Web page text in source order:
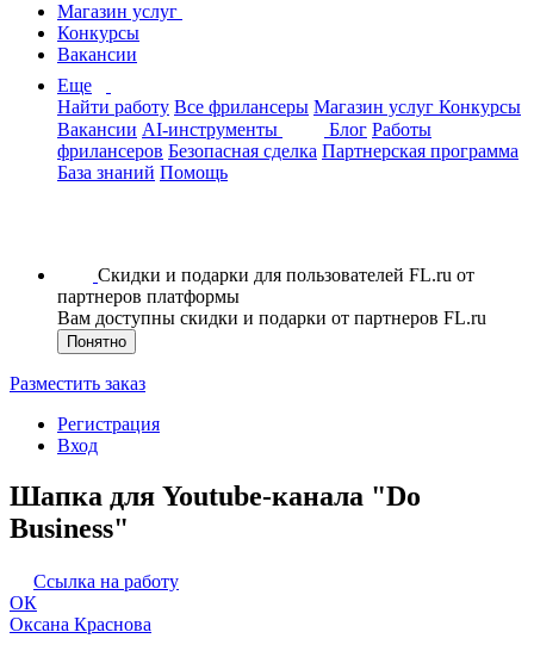
Магазин услуг
Конкурсы
Вакансии
Еще
Найти работу Все фрилансеры Магазин услуг Конкурсы
Вакансии AI-инструменты Блог Работы
фрилансеров Безопасная сделка Партнерская программа
База знаний Помощь
Скидки и подарки для пользователей FL.ru от
партнеров платформы
Вам доступны скидки и подарки от партнеров FL.ru
Понятно
Разместить заказ
Регистрация
Вход
Шапка для Youtube-канала "Do
Business"
Ссылка на работу
ОК
Оксана Краснова